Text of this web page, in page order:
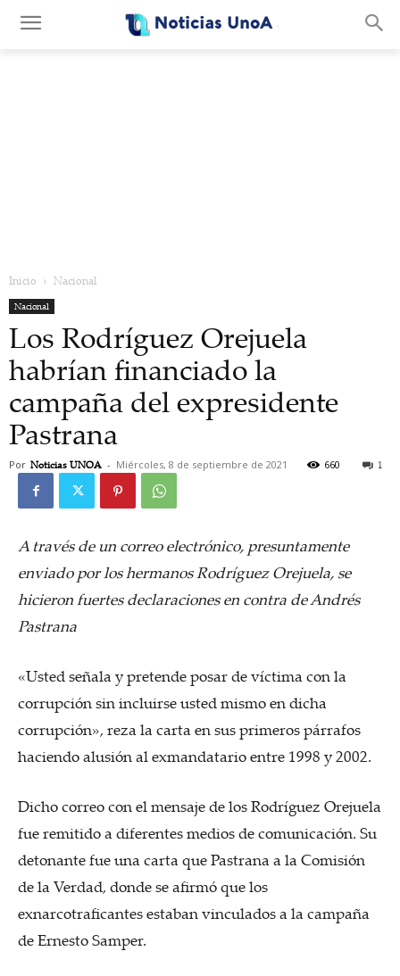
Inicio Nacional
Nacional
Los Rodríguez Orejuela
habrían financiado la
campaña del expresidente
Pastrana
Por Noticias UNOA - Miércoles, 8 de septiembre de 2021 660 1
A través de un correo electrónico, presuntamente
enviado por los hermanos Rodríguez Orejuela, se
hicieron fuertes declaraciones en contra de Andrés
Pastrana
«Usted señala y pretende posar de víctima con la
corrupción sin incluirse usted mismo en dicha
corrupción», reza la carta en sus primeros párrafos
haciendo alusión al exmandatario entre 1998 y 2002.
Dicho correo con el mensaje de los Rodríguez Orejuela
fue remitido a diferentes medios de comunicación. Su
detonante fue una carta que Pastrana a la Comisión
de la Verdad, donde se afirmó que los
exnarcotraficantes estaban vinculados a la campaña
de Ernesto Samper.